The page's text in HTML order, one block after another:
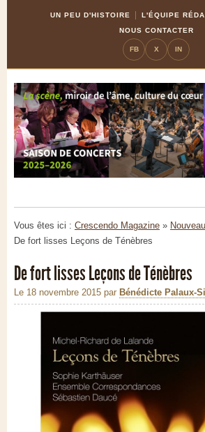
UN PEU D'HISTOIRE
L'ÉQUIPE
NOUS CONTACTER
FB X IN
Vous êtes ici : Crescendo Magazine »
De fort lisses Leçons de Ténèbres
De fort lisses Leçons de Ténèbres
Le 18 novembre 2015 par Bénédicte Palaux-